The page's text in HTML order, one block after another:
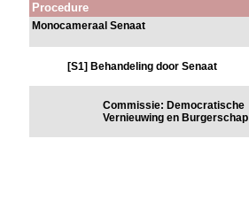
Procedure
Monocameraal Senaat
[S1] Behandeling door Senaat
Commissie: Democratische
Vernieuwing en Burgerschap